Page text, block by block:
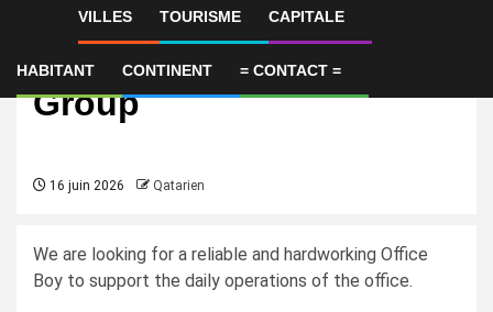
VILLES TOURISME CAPITALE
HABITANT CONTINENT = CONTACT =
Office Boy – Almana
Group
16 juin 2026 Qatarien
We are looking for a reliable and hardworking Office
Boy to support the daily operations of the office.